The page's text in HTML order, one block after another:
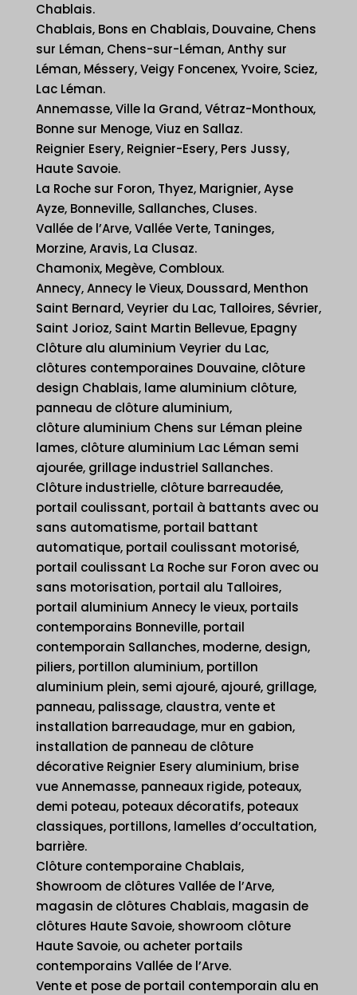
Chablais.
Chablais, Bons en Chablais, Douvaine, Chens
sur Léman, Chens-sur-Léman, Anthy sur
Léman, Méssery, Veigy Foncenex, Yvoire, Sciez,
Lac Léman.
Annemasse, Ville la Grand, Vétraz-Monthoux,
Bonne sur Menoge, Viuz en Sallaz.
Reignier Esery, Reignier-Esery, Pers Jussy,
Haute Savoie.
La Roche sur Foron, Thyez, Marignier, Ayse
Ayze, Bonneville, Sallanches, Cluses.
Vallée de l’Arve, Vallée Verte, Taninges,
Morzine, Aravis, La Clusaz.
Chamonix, Megève, Combloux.
Annecy, Annecy le Vieux, Doussard, Menthon
Saint Bernard, Veyrier du Lac, Talloires, Sévrier,
Saint Jorioz, Saint Martin Bellevue, Epagny
Clôture alu aluminium Veyrier du Lac,
clôtures contemporaines Douvaine, clôture
design Chablais, lame aluminium clôture,
panneau de clôture aluminium,
clôture aluminium Chens sur Léman pleine
lames, clôture aluminium Lac Léman semi
ajourée, grillage industriel Sallanches.
Clôture industrielle, clôture barreaudée,
portail coulissant, portail à battants avec ou
sans automatisme, portail battant
automatique, portail coulissant motorisé,
portail coulissant La Roche sur Foron avec ou
sans motorisation, portail alu Talloires,
portail aluminium Annecy le vieux, portails
contemporains Bonneville, portail
contemporain Sallanches, moderne, design,
piliers, portillon aluminium, portillon
aluminium plein, semi ajouré, ajouré, grillage,
panneau, palissage, claustra, vente et
installation barreaudage, mur en gabion,
installation de panneau de clôture
décorative Reignier Esery aluminium, brise
vue Annemasse, panneaux rigide, poteaux,
demi poteau, poteaux décoratifs, poteaux
classiques, portillons, lamelles d’occultation,
barrière.
Clôture contemporaine Chablais,
Showroom de clôtures Vallée de l’Arve,
magasin de clôtures Chablais, magasin de
clôtures Haute Savoie, showroom clôture
Haute Savoie, ou acheter portails
contemporains Vallée de l’Arve.
Vente et pose de portail contemporain alu en